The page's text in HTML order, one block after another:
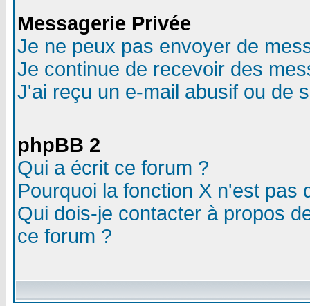
Messagerie Privée
Je ne peux pas envoyer de
Je continue de recevoir des
J'ai reçu un e-mail abusif ou de
phpBB 2
Qui a écrit ce forum ?
Pourquoi la fonction X n'est pas
Qui dois-je contacter à propos
ce forum ?